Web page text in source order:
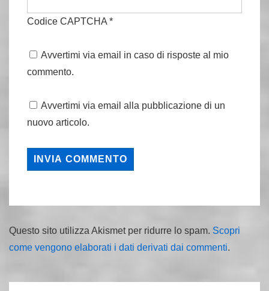
Codice CAPTCHA *
Avvertimi via email in caso di risposte al mio
commento.
Avvertimi via email alla pubblicazione di un
nuovo articolo.
Questo sito utilizza Akismet per ridurre lo spam. Scopri
come vengono elaborati i dati derivati dai commenti.